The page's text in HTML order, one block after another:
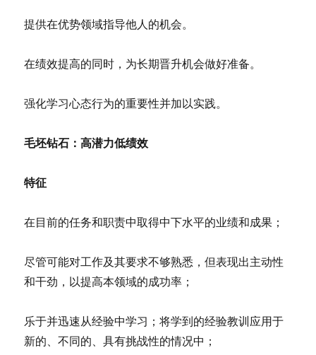
提供在优势领域指导他人的机会。
在绩效提高的同时，为长期晋升机会做好准备。
强化学习心态行为的重要性并加以实践。
毛坯钻石：高潜力低绩效
特征
在目前的任务和职责中取得中下水平的业绩和成果；
尽管可能对工作及其要求不够熟悉，但表现出主动性
和干劲，以提高本领域的成功率；
乐于并迅速从经验中学习；将学到的经验教训应用于
新的、不同的、具有挑战性的情况中；